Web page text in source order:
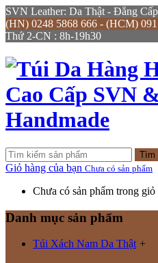
SVN Leather: Da Thật - Đẳng
(HN) 0248 5868 666 - (HCM)
Thứ 2-CN : 8h-19h30
Tìm
Giỏ hàng của bạn Chưa có sản phẩm
Chưa có sản phẩm trong giỏ
Danh mục sản phẩm
Túi Xách Nam Da Thật +